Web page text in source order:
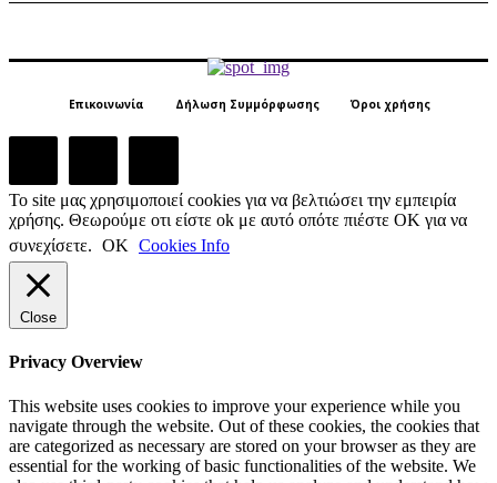
Επικοινωνία Δήλωση Συμμόρφωσης Όροι χρήσης
Το site μας χρησιμοποιεί cookies για να βελτιώσει την εμπειρία
χρήσης. Θεωρούμε οτι είστε ok με αυτό οπότε πιέστε ΟΚ για να
συνεχίσετε. ΟΚ Cookies Info
Close
Privacy Overview
This website uses cookies to improve your experience while you
navigate through the website. Out of these cookies, the cookies that
are categorized as necessary are stored on your browser as they are
essential for the working of basic functionalities of the website. We